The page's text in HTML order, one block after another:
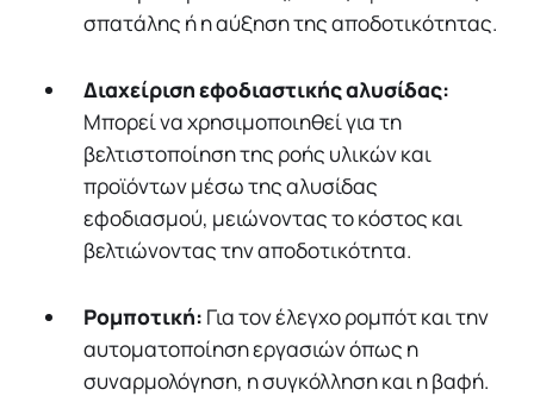
σπατάλης ή η αύξηση της αποδοτικότητας.
Διαχείριση εφοδιαστικής αλυσίδας:
Μπορεί να χρησιμοποιηθεί για τη
βελτιστοποίηση της ροής υλικών και
προϊόντων μέσω της αλυσίδας
εφοδιασμού, μειώνοντας το κόστος και
βελτιώνοντας την αποδοτικότητα.
Ρομποτική: Για τον έλεγχο ρομπότ και την
αυτοματοποίηση εργασιών όπως η
συναρμολόγηση, η συγκόλληση και η βαφή.